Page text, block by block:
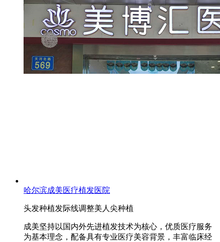
哈尔滨成美医疗植发医院
头发种植发际线调整美人尖种植
成美坚持以国内外先进植发技术为核心，优质医疗服务
为基本理念，配备具有专业医疗美容背景，丰富临床经